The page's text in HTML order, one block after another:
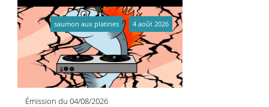
Émission du 04/08/2026
saumon aux platines 4 août 2026